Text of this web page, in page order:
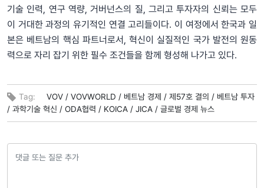
기술 인력, 연구 역량, 거버넌스의 질, 그리고 투자자의 신뢰는 모두
이 거대한 과정의 유기적인 연결 고리들이다. 이 여정에서 한국과 일
본은 베트남의 핵심 파트너로서, 혁신이 실질적인 국가 발전의 원동
력으로 자리 잡기 위한 필수 조건들을 함께 형성해 나가고 있다.
Tag: VOV / VOVWORLD / 베트남 경제 / 제57호 결의 / 베트남 투자
/ 과학기술 혁신 / ODA협력 / KOICA / JICA / 글로벌 경제 뉴스